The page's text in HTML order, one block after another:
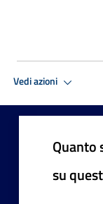
Vedi azioni
Quanto
su